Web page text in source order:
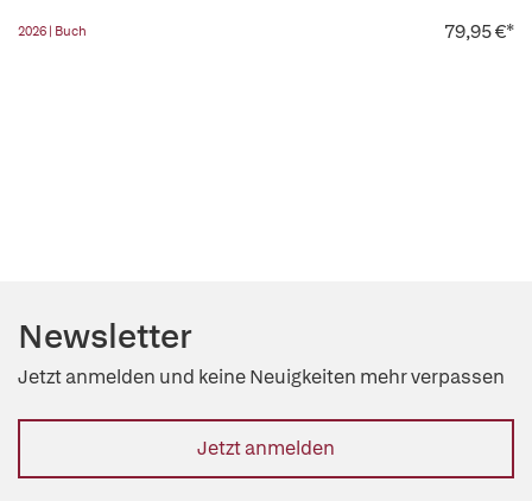
2026 | Buch 79,95 €*
Newsletter
Jetzt anmelden und keine Neuigkeiten mehr verpassen
Jetzt anmelden